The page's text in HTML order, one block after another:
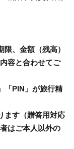
、金額（残高）
容と合わせてご
「PIN」が旅行精
ます（贈答用対応
はご本人以外の